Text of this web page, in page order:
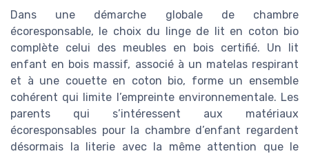
Dans une démarche globale de chambre
écoresponsable, le choix du linge de lit en coton bio
complète celui des meubles en bois certifié. Un lit
enfant en bois massif, associé à un matelas respirant
et à une couette en coton bio, forme un ensemble
cohérent qui limite l’empreinte environnementale. Les
parents qui s’intéressent aux matériaux
écoresponsables pour la chambre d’enfant regardent
désormais la literie avec la même attention que le